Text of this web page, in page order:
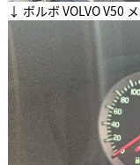
↓ ボルボ VOLVO V50